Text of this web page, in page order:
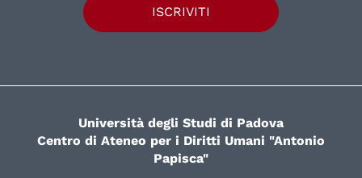
ISCRIVITI
Università degli Studi di Padova
Centro di Ateneo per i Diritti Umani "Antonio
Papisca"